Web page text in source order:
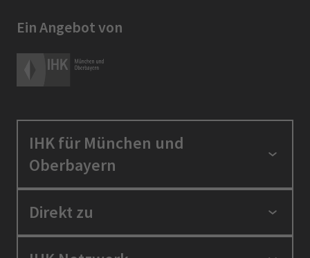
Ein Angebot von
IHK für München und
Oberbayern
Standortpolitik
Berufszugang
Direkt zu